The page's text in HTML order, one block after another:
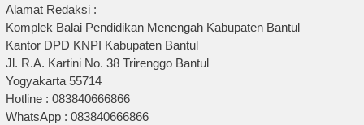
Alamat Redaksi :
Komplek Balai Pendidikan Menengah Kabupaten Bantul
Kantor DPD KNPI Kabupaten Bantul
Jl. R.A. Kartini No. 38 Trirenggo Bantul
Yogyakarta 55714
Hotline : 083840666866
WhatsApp : 083840666866